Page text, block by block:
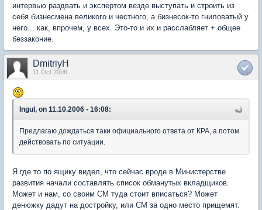
интервью раздвать и экспертом везде выступать и строить из
себя бизнесмена великого и честного, а бизнесок-то гниловатый у
него... как, впрочем, у всех. Это-то и их и расслабляет + общее
беззаконие.
DmitriyH
11 Oct 2006
Ingul, on 11.10.2006 - 16:08:
Предлагаю дождаться таки официального ответа от КРА, а потом
действовать по ситуации.
Я где то по ящику видел, что сейчас вроде в Министерстве
развития начали составлять список обманутых вкладщиков.
Может и нам, со своим СМ туда стоит вписаться? Может
денюжку дадут на достройку, или СМ за одно место прищемят.